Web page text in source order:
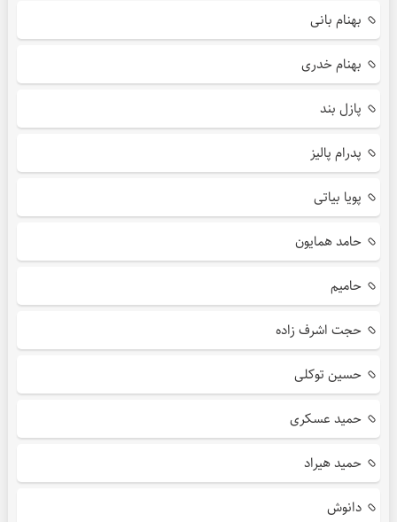
بهنام بانی
بهنام خدری
پازل بند
پدرام پالیز
پویا بیاتی
حامد همایون
حامیم
حجت اشرف زاده
حسین توکلی
حمید عسکری
حمید هیراد
دانوش